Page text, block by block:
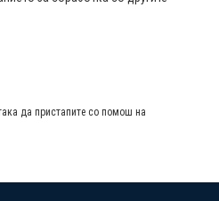
да пристапите со помош на